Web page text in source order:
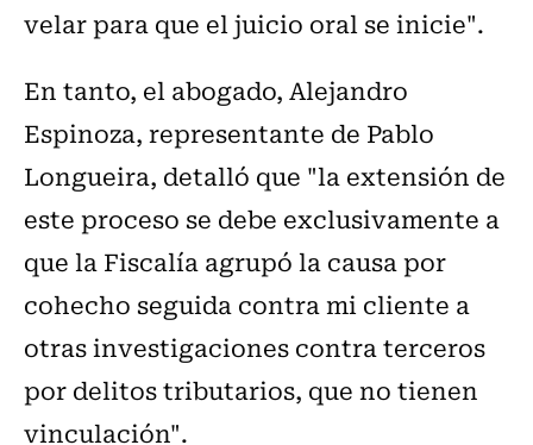
velar para que el juicio oral se inicie".
En tanto, el abogado, Alejandro
Espinoza, representante de Pablo
Longueira, detalló que "la extensión de
este proceso se debe exclusivamente a
que la Fiscalía agrupó la causa por
cohecho seguida contra mi cliente a
otras investigaciones contra terceros
por delitos tributarios, que no tienen
vinculación".